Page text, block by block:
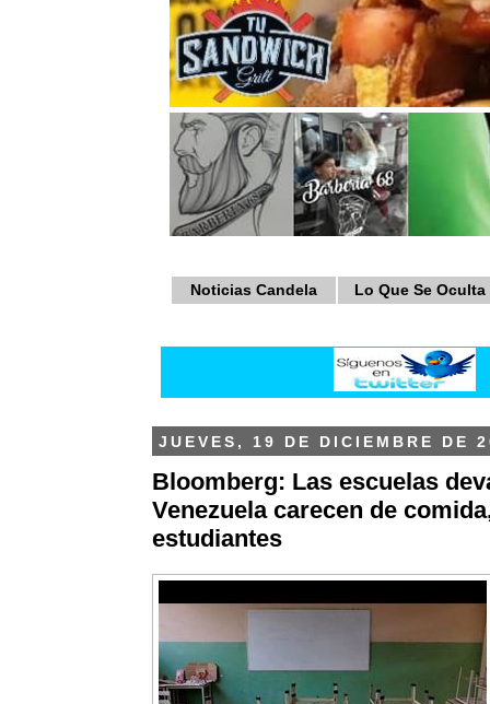
Noticias Candela Lo Que Se Oculta
JUEVES, 19 DE DICIEMBRE DE
Bloomberg: Las escuelas
Venezuela carecen de
estudiantes